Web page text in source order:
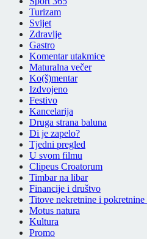
Turizam
Svijet
Zdravlje
Gastro
Komentar utakmice
Maturalna večer
Ko(š)mentar
Izdvojeno
Festivo
Kancelarija
Druga strana baluna
Di je zapelo?
Tjedni pregled
U svom filmu
Clipeus Croatorum
Timbar na libar
Financije i društvo
Titove nekretnine i pokretnine
Motus natura
Kultura
Promo